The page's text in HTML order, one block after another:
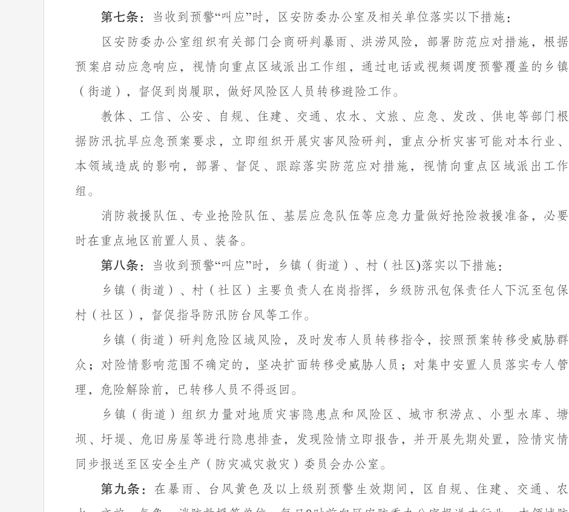
第七条：
当收到预警“叫应”时，区安防委办公室及相关单位落实以下措施：
区安防委办公室组织有关部门会商研判暴雨、洪涝风险，部署防范应对措施，根据
预案启动应急响应，视情向重点区域派出工作组，通过电话或视频调度预警覆盖的乡镇
（街道），督促到岗履职，做好风险区人员转移避险工作。
教体、工信、公安、自规、住建、交通、农水、文旅、应急、发改、供电等部门根
据防汛抗旱应急预案要求，立即组织开展灾害风险研判，重点分析灾害可能对本行业、
本领域造成的影响，部署、督促、跟踪落实防范应对措施，视情向重点区域派出工作
组。
消防救援队伍、专业抢险队伍、基层应急队伍等应急力量做好抢险救援准备，必要
时在重点地区前置人员、装备。
第八条：
当收到预警“叫应”时，乡镇（街道）、村（社区)落实以下措施：
乡镇（街道）、村（社区）主要负责人在岗指挥，乡级防汛包保责任人下沉至包保
村（社区），督促指导防汛防台风等工作。
乡镇（街道）研判危险区域风险，及时发布人员转移指令，按照预案转移受威胁群
众；对险情影响范围不确定的，坚决扩面转移受威胁人员；对集中安置人员落实专人管
理，危险解除前，已转移人员不得返回。
乡镇（街道）组织力量对地质灾害隐患点和风险区、城市积涝点、小型水库、塘
坝、圩堤、危旧房屋等进行隐患排查，发现险情立即报告，并开展先期处置，险情灾情
同步报送至区安全生产（防灾减灾救灾）委员会办公室。
第九条： 在暴雨、台风黄色及以上级别预警生效期间，区自规、住建、交通、农